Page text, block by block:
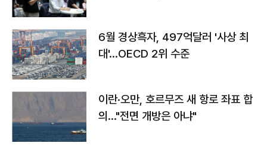
6월 경상흑자, 497억달러 '사상 최
대'…OECD 2위 수준
이란·오만, 호르무즈 새 항로 좌표 합
의…"전면 개방은 아냐"